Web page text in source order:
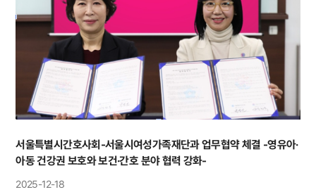
서울특별시간호사회-서울시여성가족재단과 업무협약 체결 -영유아·
아동 건강권 보호와 보건·간호 분야 협력 강화-
2025-12-18